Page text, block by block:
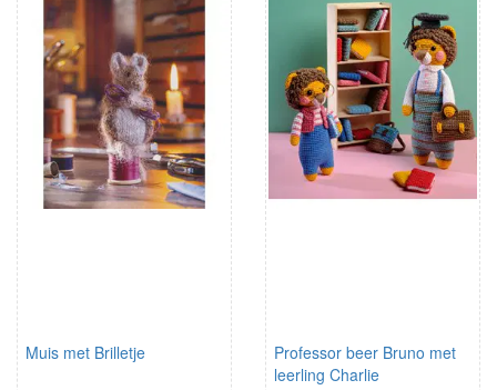
Muis met Brilletje
Professor beer Bruno met
leerling Charlie